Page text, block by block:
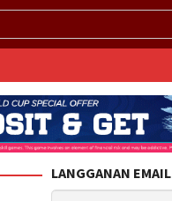
LANGGANAN